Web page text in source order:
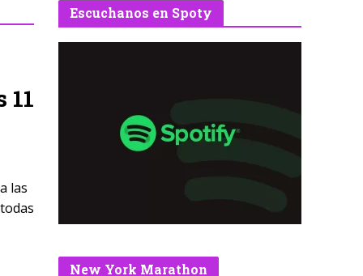
11
las
Escuchanos en Spoty
New York Marathon